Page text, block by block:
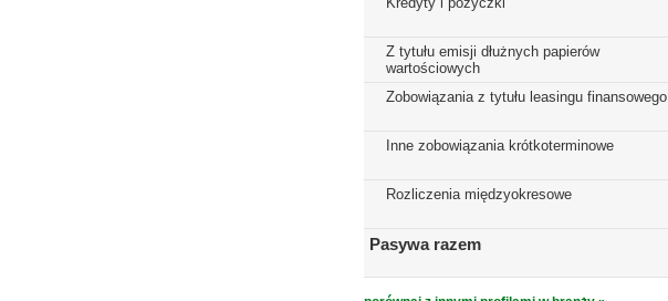
Z tytułu emisji dłużnych papierów
wartościowych
Zobowiązania z tytułu leasingu finansowego
Inne zobowiązania krótkoterminowe
Rozliczenia międzyokresowe
Pasywa razem